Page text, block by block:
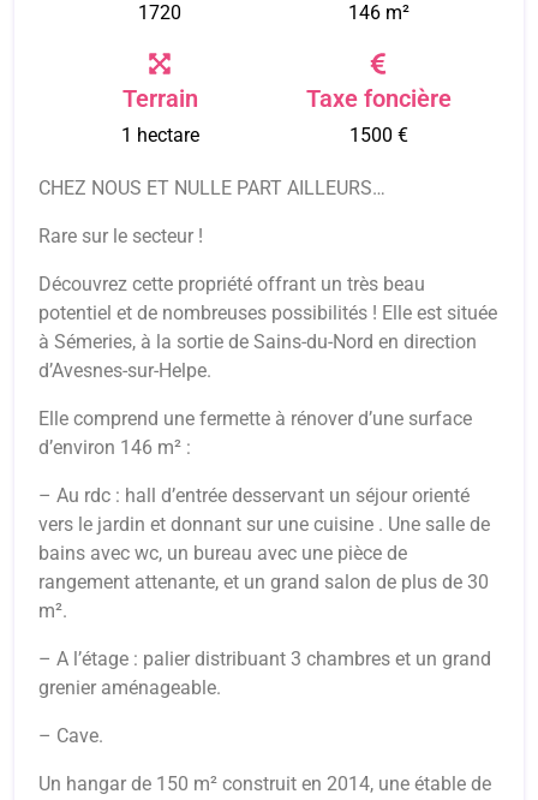
1720 146 m²
Terrain
1 hectare
Taxe foncière
1500 €
CHEZ NOUS ET NULLE PART AILLEURS…
Rare sur le secteur !
Découvrez cette propriété offrant un très beau
potentiel et de nombreuses possibilités ! Elle est située
à Sémeries, à la sortie de Sains-du-Nord en direction
d’Avesnes-sur-Helpe.
Elle comprend une fermette à rénover d’une surface
d’environ 146 m² :
– Au rdc : hall d’entrée desservant un séjour orienté
vers le jardin et donnant sur une cuisine . Une salle de
bains avec wc, un bureau avec une pièce de
rangement attenante, et un grand salon de plus de 30
m².
– A l’étage : palier distribuant 3 chambres et un grand
grenier aménageable.
– Cave.
Un hangar de 150 m² construit en 2014, une étable de